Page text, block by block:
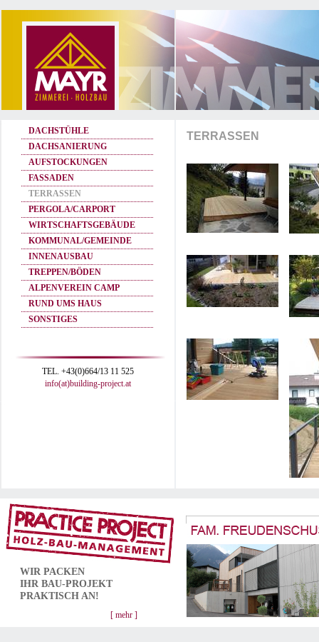
DACHSTÜHLE
DACHSANIERUNG
AUFSTOCKUNGEN
FASSADEN
TERRASSEN
PERGOLA/CARPORT
WIRTSCHAFTSGEBÄUDE
KOMMUNAL/GEMEINDE
INNENAUSBAU
TREPPEN/BÖDEN
ALPENVEREIN CAMP
RUND UMS HAUS
SONSTIGES
TEL. +43(0)664/13 11 525
info(at)building-project.at
TERRASSEN
WIR PACKEN
IHR BAU-PROJEKT
PRAKTISCH AN!
[ mehr ]